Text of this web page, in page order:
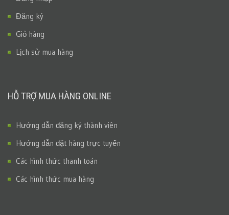
Đăng ký
Giỏ hàng
Lịch sử mua hàng
HỖ TRỢ MUA HÀNG ONLINE
Hướng dẫn đăng ký thành viên
Hướng dẫn đặt hàng trực tuyến
Các hình thức thanh toán
Các hình thức mua hàng